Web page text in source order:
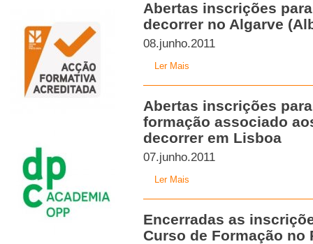
Abertas inscrições
decorrer no Algarve
08.junho.2011
Ler Mais
Abertas inscrições
formação associado
decorrer em Lisboa
07.junho.2011
Ler Mais
Encerradas as
Curso de Formação no